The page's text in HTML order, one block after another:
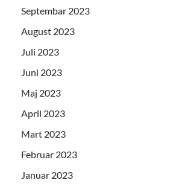
Septembar 2023
August 2023
Juli 2023
Juni 2023
Maj 2023
April 2023
Mart 2023
Februar 2023
Januar 2023